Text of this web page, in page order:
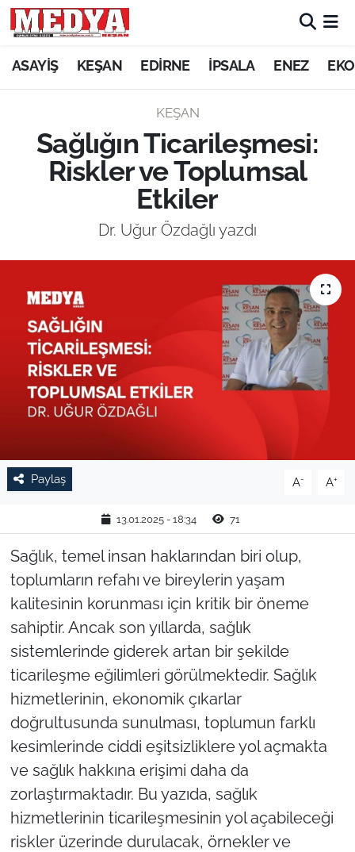
ASAYİŞ KEŞAN EDİRNE İPSALA ENEZ
KEŞAN
Sağlığın Ticarileşmesi:
Riskler ve Toplumsal
Etkiler
Dr. Uğur Özdağlı yazdı
Paylaş A- A+
13.01.2025 - 18:34 71
Sağlık, temel insan haklarından biri olup,
toplumların refahı ve bireylerin yaşam
kalitesinin korunması için kritik bir öneme
sahiptir. Ancak son yıllarda, sağlık
sistemlerinde giderek artan bir şekilde
ticarileşme eğilimleri görülmektedir. Sağlık
hizmetlerinin, ekonomik çıkarlar
doğrultusunda sunulması, toplumun farklı
kesimlerinde ciddi eşitsizliklere yol açmakta
ve sağlık hakkına erişimi daha da
zorlaştırmaktadır. Bu yazıda, sağlık
hizmetlerinin ticarileşmesinin yol açabileceği
riskler üzerinde durulacak, örnekler ve
KEŞAN
ASAYİŞ
SİYASET
GÜNDEM
EKONOMİ
SAĞLIK
EĞİTİM
TARIM VE HAYVANCILIK
RESMİ İLAN
YAŞAM
EDİRNE
TEKİRDAĞ
KIRKLARELİ
ÇANAKKALE
TÜRKİYE
Bölge